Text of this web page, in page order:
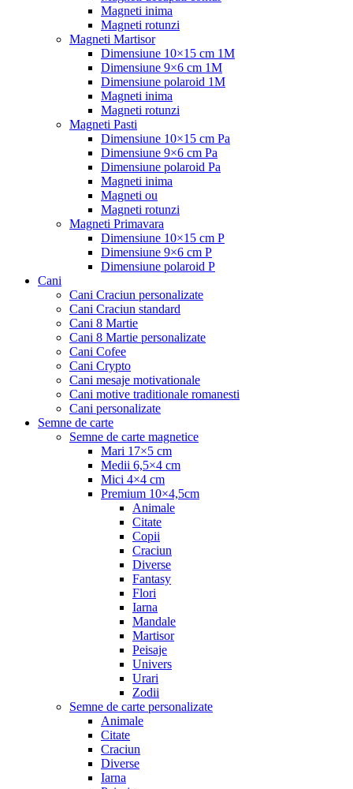
Magneti inima
Magneti rotunzi
Magneti Martisor
Dimensiune 10×15 cm 1M
Dimensiune 9×6 cm 1M
Dimensiune polaroid 1M
Magneti inima
Magneti rotunzi
Magneti Pasti
Dimensiune 10×15 cm Pa
Dimensiune 9×6 cm Pa
Dimensiune polaroid Pa
Magneti inima
Magneti ou
Magneti rotunzi
Magneti Primavara
Dimensiune 10×15 cm P
Dimensiune 9×6 cm P
Dimensiune polaroid P
Cani
Cani Craciun personalizate
Cani Craciun standard
Cani 8 Martie
Cani 8 Martie personalizate
Cani Cofee
Cani Crypto
Cani mesaje motivationale
Cani motive traditionale romanesti
Cani personalizate
Semne de carte
Semne de carte magnetice
Mari 17×5 cm
Medii 6,5×4 cm
Mici 4×4 cm
Premium 10×4,5cm
Animale
Citate
Copii
Craciun
Diverse
Fantasy
Flori
Iarna
Mandale
Martisor
Peisaje
Univers
Urari
Zodii
Semne de carte personalizate
Animale
Citate
Craciun
Diverse
Iarna